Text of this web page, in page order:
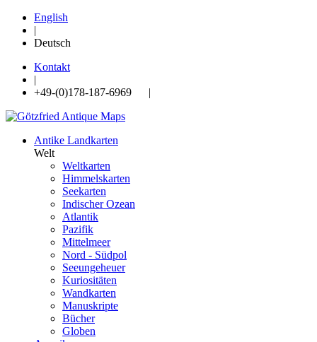
English
|
Deutsch
Kontakt
|
+49-(0)178-187-6969 |
Antike Landkarten
Welt
Weltkarten
Himmelskarten
Seekarten
Indischer Ozean
Atlantik
Pazifik
Mittelmeer
Nord - Südpol
Seeungeheuer
Kuriositäten
Wandkarten
Manuskripte
Bücher
Globen